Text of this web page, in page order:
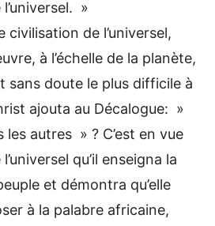
»
civilisation de l’universel,
à l’échelle de la planète,
sans doute le plus difficile à
ajouta au Décalogue: »
les autres » ? C’est en vue
qu’il enseigna la
et démontra qu’elle
à la palabre africaine,